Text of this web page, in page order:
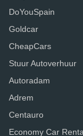
DoYouSpain
Goldcar
CheapCars
Stuur Autoverhuur
Autoradam
Adrem
Centauro
Economy Car